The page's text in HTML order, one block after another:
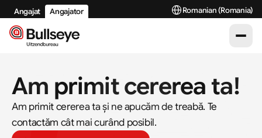
Am primit cererea ta!
Am primit cererea ta și ne apucăm de treabă. Te
contactăm cât mai curând posibil.
Angajat Angajator Select Language
Romanian (Romania)